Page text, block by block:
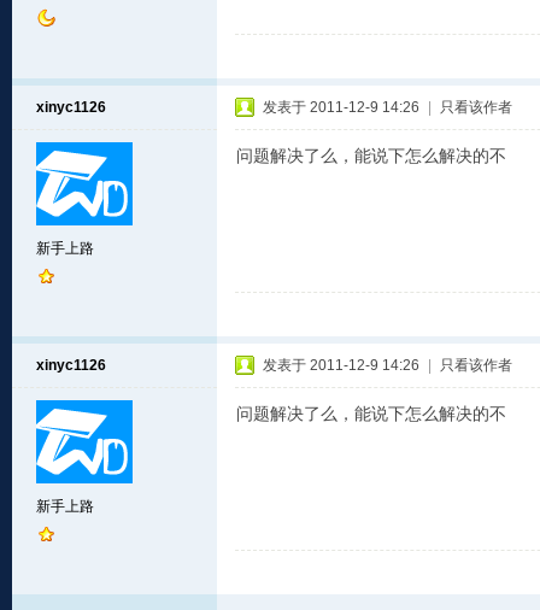
xinyc1126
新手上路
发表于 2011-12-9 14:26 只看该作者
问题解决了么，能说下怎么解决的不
xinyc1126
新手上路
发表于 2011-12-9 14:26 只看该作者
问题解决了么，能说下怎么解决的不